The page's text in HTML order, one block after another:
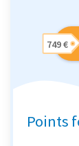
749 €
Points